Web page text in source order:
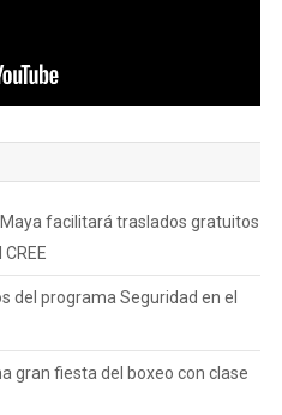
facilitará traslados gratuitos
del programa Seguridad en el
gran fiesta del boxeo con clase